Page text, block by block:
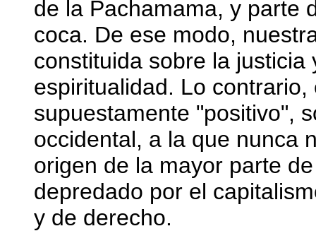
de la Pachamama, y parte
coca. De ese modo,
constituida sobre la
espiritualidad. Lo
supuestamente "positivo",
occidental, a la que nunca
origen de la mayor parte
depredado por el
y de derecho.